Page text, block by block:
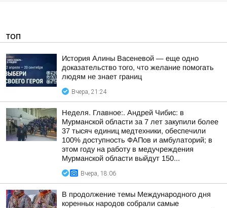
ТОП
История Алины Васеневой — еще одно
доказательство того, что желание помогать
людям не знает границ
Вчера, 21:24
Неделя. Главное:. Андрей Чибис: в
Мурманской области за 7 лет закупили более
37 тысяч единиц медтехники, обеспечили
100% доступность ФАПов и амбулаторий; в
этом году на работу в медучреждения
Мурманской области выйдут 150...
Вчера, 18:06
В продолжение темы Международного дня
коренных народов собрали самые